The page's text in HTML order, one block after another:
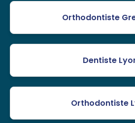
Orthodontiste
Dentiste
Orthodontiste